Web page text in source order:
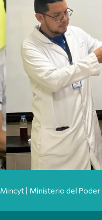
Mincyt | Ministerio del